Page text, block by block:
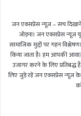
जन एक्सप्रेस न्यूज़ – सच
जोड़ना। जन एक्सप्रेस न्यूज़
सामाजिक मुद्दों पर गहन
किया जाता है। हम आपकी
उजागर करने के लिए प्रतिबद्ध
लिए जुड़े रहें जन एक्सप्रेस न्यूज़